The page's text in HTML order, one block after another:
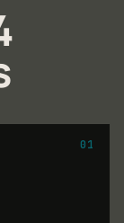
01